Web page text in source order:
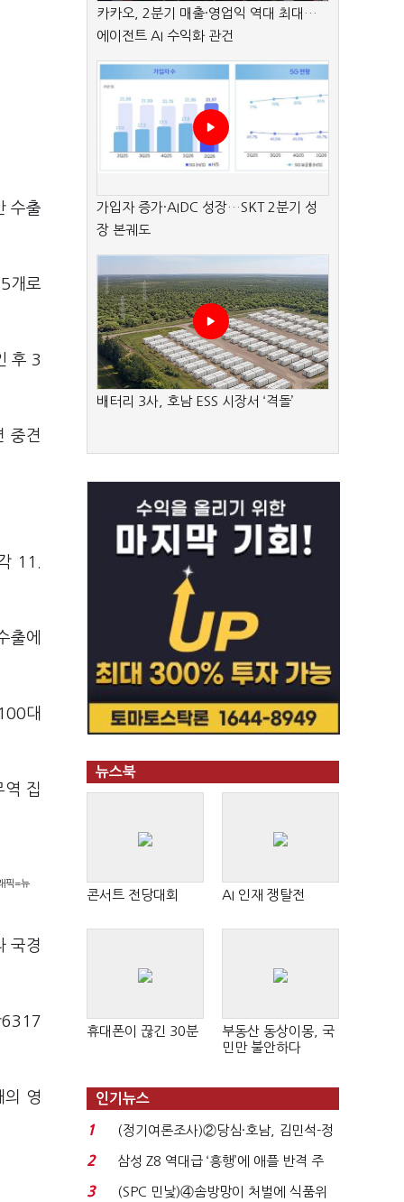
수출
개로
후 3
중견
11.
출에
대
역 집
픽=뉴
국경
6317
의 영
카카오, 2분기 매출·영업익 역대 최대…
에이전트 AI 수익화 관건
가입자 증가·AIDC 성장…SKT 2분기 성
장 본궤도
배터리 3사, 호남 ESS 시장서 ‘격돌’
뉴스북
콘서트 전당대회 AI 인재 쟁탈전
휴대폰이 끊긴 30분
부동산 동상이몽, 국
민만 불안하다
인기뉴스
1
(정기여론조사)②당심·호남, 김민석-정
청래 '초접전'...
2
삼성 Z8 역대급 ‘흥행’에 애플 반격 주
목…9월 ‘폴...
3
(SPC 민낯)④솜방망이 처벌에 식품위